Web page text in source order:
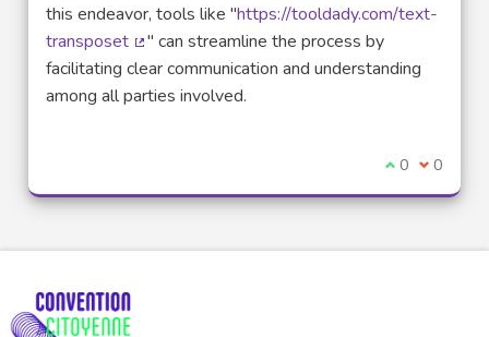
this endeavor, tools like "https://tooldady.com/text-
transposet
(Lien externe)
" can streamline the process by
facilitating clear communication and understanding
among all parties involved.
Je suis
0 Je ne
0